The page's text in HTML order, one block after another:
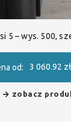
5 – wys. 500,
od: 3 060.92 zł
zobacz